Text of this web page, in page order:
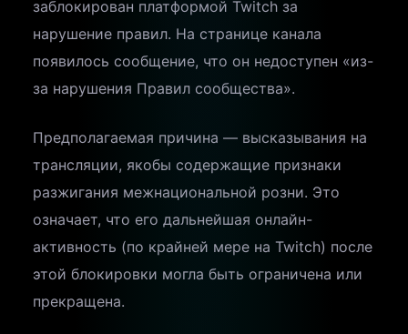
заблокирован платформой Twitch за
нарушение правил. На странице канала
появилось сообщение, что он недоступен «из-
за нарушения Правил сообщества».
Предполагаемая причина — высказывания на
трансляции, якобы содержащие признаки
разжигания межнациональной розни. Это
означает, что его дальнейшая онлайн-
активность (по крайней мере на Twitch) после
этой блокировки могла быть ограничена или
прекращена.